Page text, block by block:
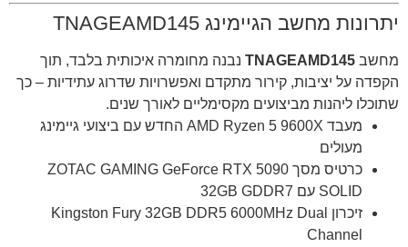
יתרונות מחשב הגיימינג TNAGEAMD145
מחשב TNAGEAMD145 נבנה מחומרה איכותית בלבד, תוך
הקפדה על יציבות, קירור מתקדם ואפשרויות שדרוג עתידיות – כך
שתוכלו ליהנות מביצועים מקסימליים לאורך שנים.
מעבד AMD Ryzen 5 9600X החדש עם ביצועי גיימינג
מעולים
כרטיס מסך ZOTAC GAMING GeForce RTX 5090
SOLID עם 32GB GDDR7
זיכרון Kingston Fury 32GB DDR5 6000MHz Dual
Channel